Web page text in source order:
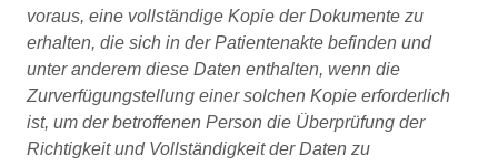
voraus, eine vollständige Kopie der Dokumente zu
erhalten, die sich in der Patientenakte befinden und
unter anderem diese Daten enthalten, wenn die
Zurverfügungstellung einer solchen Kopie erforderlich
ist, um der betroffenen Person die Überprüfung der
Richtigkeit und Vollständigkeit der Daten zu